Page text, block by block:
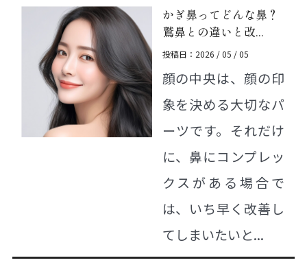
かぎ鼻ってどんな鼻？
鷲鼻との違いと改...
投稿日：2026 / 05 / 05
顔の中央は、顔の印
象を決める大切なパ
ーツです。それだけ
に、鼻にコンプレッ
クスがある場合で
は、いち早く改善し
てしまいたいと...